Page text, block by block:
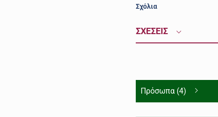
Σχόλια
ΣΧΕΣΕΙΣ
Πρόσωπα (4)